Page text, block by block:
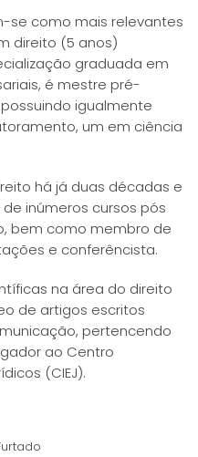
se como mais relevantes
direito (5 anos)
graduada em
é mestre pré-
igualmente
um em ciência
há já duas décadas e
inúmeros cursos pós
bem como membro de
e conferêncista.
na área do direito
de artigos escritos
pertencendo
ao Centro
(CIEJ).